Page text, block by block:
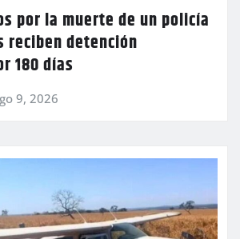
por la muerte de un policía
reciben detención
180 días
9, 2026